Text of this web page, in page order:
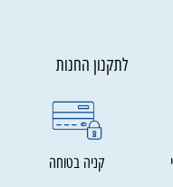
קניה בטוחה